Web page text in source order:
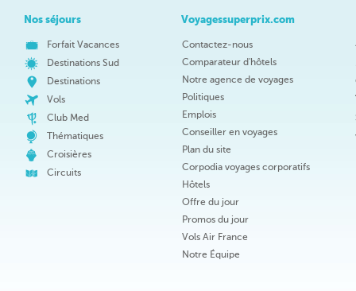
Nos séjours
Forfait Vacances
Destinations Sud
Destinations
Vols
Club Med
Thématiques
Croisières
Circuits
Voyagessuperprix.com
Contactez-nous
Comparateur d'hôtels
Notre agence de voyages
Politiques
Emplois
Conseiller en voyages
Plan du site
Corpodia voyages corporatifs
Hôtels
Offre du jour
Promos du jour
Vols Air France
Notre Équipe